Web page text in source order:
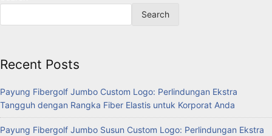
Search
Recent Posts
Payung Fibergolf Jumbo Custom Logo: Perlindungan Ekstra
Tangguh dengan Rangka Fiber Elastis untuk Korporat Anda
Payung Fibergolf Jumbo Susun Custom Logo: Perlindungan Ekstra